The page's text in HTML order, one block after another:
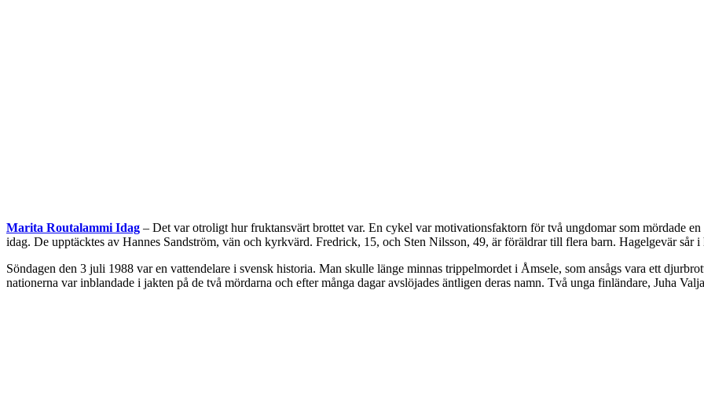
Marita Routalammi Idag – Det var otroligt hur fruktansvärt brottet var. En cykel var motivationsfaktorn för två ungdomar som mördade
idag. De upptäcktes av Hannes Sandström, vän och kyrkvärd. Fredrick, 15, och Sten Nilsson, 49, är föräldrar till flera barn. Hagelgevär
Söndagen den 3 juli 1988 var en vattendelare i svensk historia. Man skulle länge minnas trippelmordet i Åmsele, som ansågs vara ett
nationerna var inblandade i jakten på de två mördarna och efter många dagar avslöjades äntligen deras namn. Två unga finländare, Juha